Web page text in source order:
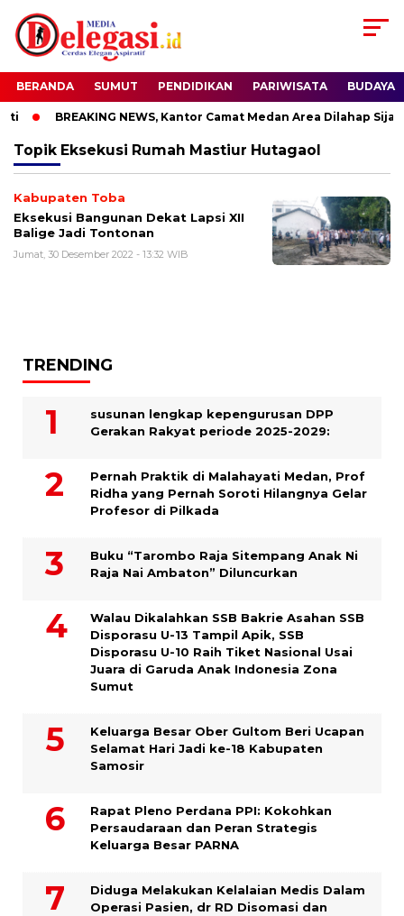
BERANDA SUMUT PENDIDIKAN PARIWISATA BUDAYA
BREAKING NEWS, Kantor Camat Medan Area Dilahap
Topik Eksekusi Rumah Mastiur Hutagaol
Kabupaten Toba
Eksekusi Bangunan Dekat Lapsi XII
Balige Jadi Tontonan
Jumat, 30 Desember 2022 - 13:32 WIB
TRENDING
susunan lengkap kepengurusan DPP
Gerakan Rakyat periode 2025-2029:
Pernah Praktik di Malahayati Medan, Prof
Ridha yang Pernah Soroti Hilangnya Gelar
Profesor di Pilkada
Buku “Tarombo Raja Sitempang Anak Ni
Raja Nai Ambaton” Diluncurkan
Walau Dikalahkan SSB Bakrie Asahan SSB
Disporasu U-13 Tampil Apik, SSB
Disporasu U-10 Raih Tiket Nasional Usai
Juara di Garuda Anak Indonesia Zona
Sumut
Keluarga Besar Ober Gultom Beri Ucapan
Selamat Hari Jadi ke-18 Kabupaten
Samosir
Rapat Pleno Perdana PPI: Kokohkan
Persaudaraan dan Peran Strategis
Keluarga Besar PARNA
Diduga Melakukan Kelalaian Medis Dalam
Operasi Pasien, dr RD Disomasi dan